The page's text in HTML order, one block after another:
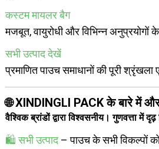
कस्टम मायलर बैग
मजबूत, वायुरोधी और विभिन्न अनुप्रयोगों
सभी उत्पाद देखें
प्रमाणित पाउच समाधानों की पूरी
🌐 XINDINGLI PACK के बारे में
वैश्विक ब्रांडों द्वारा विश्वसनीय। गुणवत्ता में दृढ़
🛍 सभी उत्पाद– पाउच के सभी विकल्पों